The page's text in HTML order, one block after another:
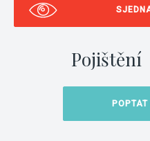
Pojištění
POPTAT